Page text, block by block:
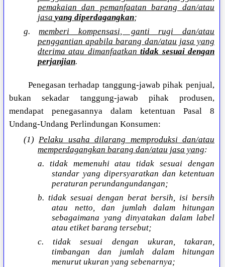
pemakaian dan pemanfaatan barang dan/atau
jasa yang diperdagangkan;
g.memberi kompensasi, ganti rugi dan/atau
penggantian apabila barang dan/atau jasa yang
dterima atau dimanfaatkantidak sesuai dengan
perjanjian.
Penegasan terhadap tanggung-jawab pihak penjual,
bukan sekadar tanggung-jawab pihak produsen,
mendapat penegasannya dalam ketentuan Pasal 8
Undang-Undang Perlindungan Konsumen:
(1)Pelaku usaha dilarang memproduksi dan/atau
memperdagangkan barang dan/atau jasa yang:
a. tidak memenuhi atau tidak sesuai dengan
standar yang dipersyaratkan dan ketentuan
peraturan perundangundangan;
b. tidak sesuai dengan berat bersih, isi bersih
atau netto, dan jumlah dalam hitungan
sebagaimana yang dinyatakan dalam label
atau etiket barang tersebut;
c. tidak sesuai dengan ukuran, takaran,
timbangan dan jumlah dalam hitungan
menurut ukuran yang sebenarnya;